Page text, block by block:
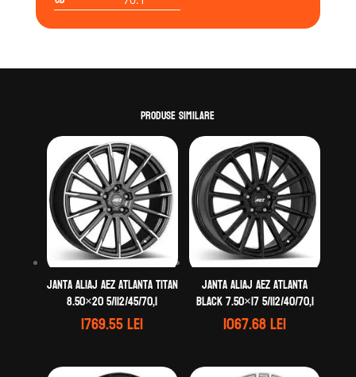
Produse similare
Janta aliaj AEZ Atlanta titan
8.50×20 5/112/45/70,1
1769.55lei
Janta aliaj AEZ Atlanta
black 7.50×17 5/112/40/70,1
1067.68lei